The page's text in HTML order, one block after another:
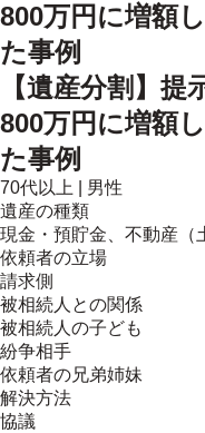
800万円に増額
た事例
【遺産分割】
800万円に増額
た事例
70代以上
男性
遺産の種類
現金・預貯金、不動産（
依頼者の立場
請求側
被相続人との関係
被相続人の子ども
紛争相手
依頼者の兄弟姉妹
解決方法
協議